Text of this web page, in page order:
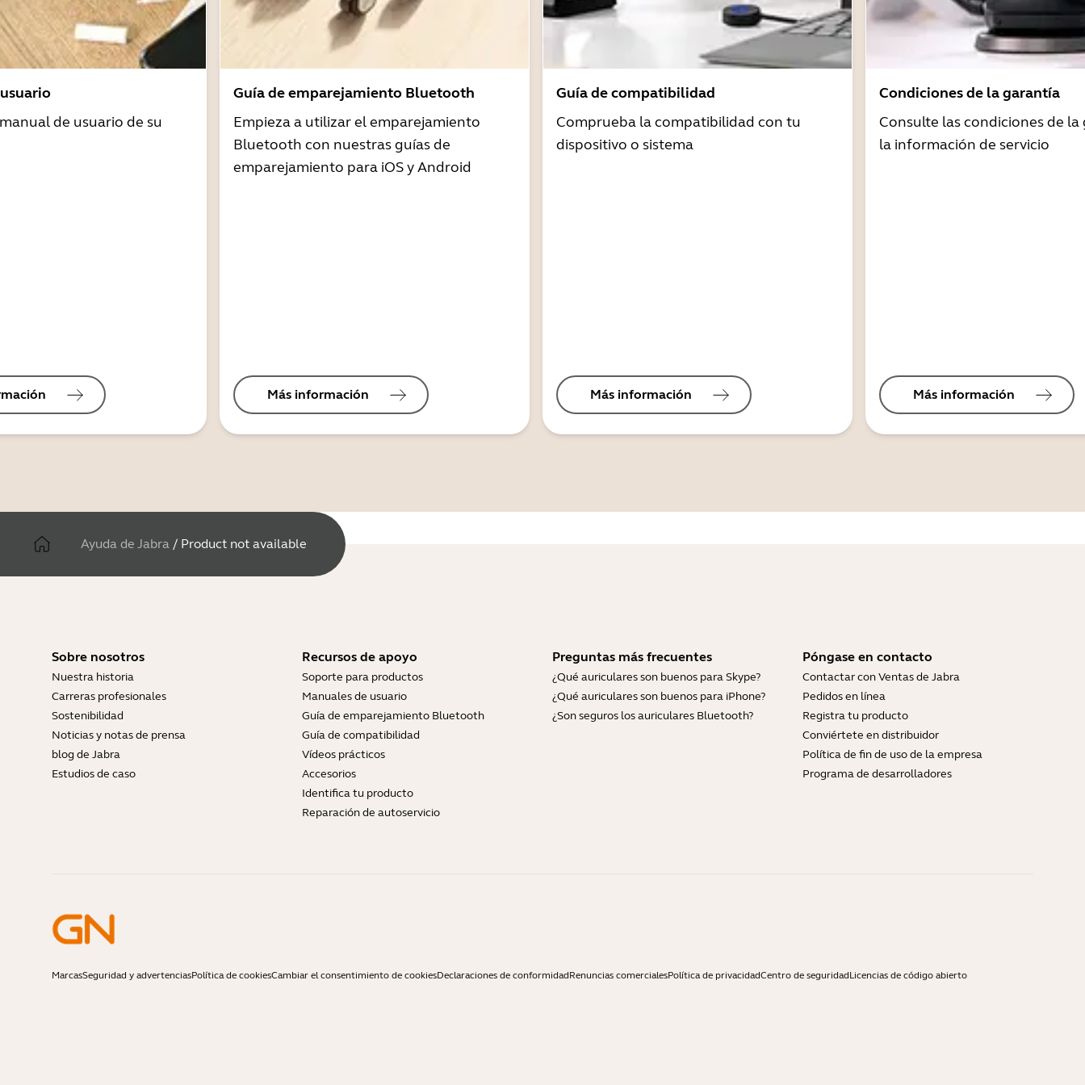
de usuario de su
Guía de emparejamiento Bluetooth
Empieza a utilizar el emparejamiento
Bluetooth con nuestras guías de
emparejamiento para iOS y Android
Más información
Guía de compatibilidad
Comprueba la compatibilidad con tu
dispositivo o sistema
Más información
Condiciones de la garantía
Consulte las condiciones de la
la información de servicio
Más información
Ayuda de Jabra / Product not available
Sobre nosotros
Nuestra historia
Carreras profesionales
Sostenibilidad
Noticias y notas de prensa
blog de Jabra
Estudios de caso
Recursos de apoyo
Soporte para productos
Manuales de usuario
Guía de emparejamiento Bluetooth
Guía de compatibilidad
Vídeos prácticos
Accesorios
Identifica tu producto
Reparación de autoservicio
Preguntas más frecuentes
¿Qué auriculares son buenos para Skype?
¿Qué auriculares son buenos para iPhone?
¿Son seguros los auriculares Bluetooth?
Póngase en contacto
Contactar con Ventas de Jabra
Pedidos en línea
Registra tu producto
Conviértete en distribuidor
Política de fin de uso de la empresa
Programa de desarrolladores
MarcasSeguridad y advertenciasPolítica de cookiesCambiar el consentimiento de cookiesDeclaraciones de conformidadRenuncias comercialesPolítica de privacidadCentro de seguridadLicencias de código abierto